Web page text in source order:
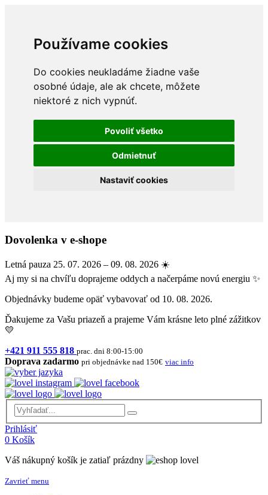
Používame cookies
Do cookies neukladáme žiadne vaše
osobné údaje, ale ak chcete, môžete
niektoré z nich vypnúť.
Povoliť všetko
Odmietnuť
Nastaviť cookies
Dovolenka v e-shope
Letná pauza 25. 07. 2026 – 09. 08. 2026 ☀️
Aj my si na chvíľu doprajeme oddych a načerpáme novú energiu ✨
Objednávky budeme opäť vybavovať od 10. 08. 2026.
Ďakujeme za Vašu priazeň a prajeme Vám krásne leto plné zážitkov
💛
+421 911 555 818 prac. dni 8:00-15:00
Doprava zadarmo pri objednávke nad 150€ viac info
Prihlásiť
0 Košík
Váš nákupný košík je zatiaľ prázdny
Zavrieť menu